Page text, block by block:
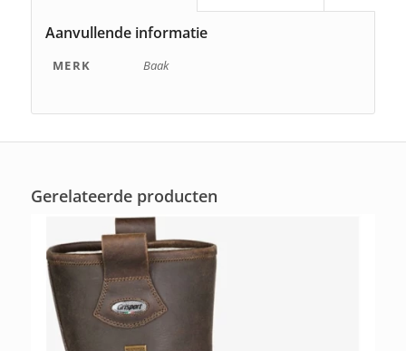
Aanvullende informatie
MERK Baak
Gerelateerde producten